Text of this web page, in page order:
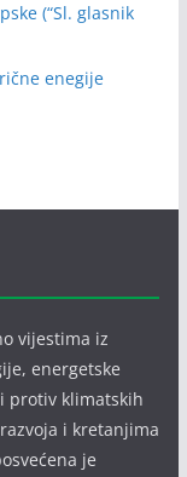
(“Sl. glasnik
enegije
vijestima iz
energetske
protiv klimatskih
i kretanjima
je